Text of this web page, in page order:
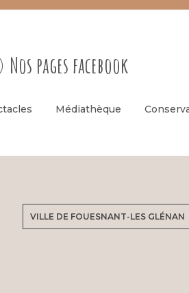
Nos pages facebook
Médiathèque
VILLE DE FOUESNANT-LES GLÉNAN